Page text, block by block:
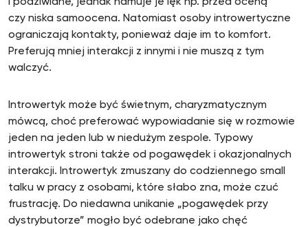
czy niska samoocena. Natomiast osoby introwertyczne
ograniczają kontakty, ponieważ daje im to komfort.
Preferują mniej interakcji z innymi i nie muszą z tym
walczyć.
Introwertyk może być świetnym, charyzmatycznym
mówcą, choć preferować wypowiadanie się w rozmowie
jeden na jeden lub w niedużym zespole. Typowy
introwertyk stroni także od pogawędek i okazjonalnych
interakcji. Introwertyk zmuszany do codziennego small
talku w pracy z osobami, które słabo zna, może czuć
frustrację. Do niedawna unikanie „pogawędek przy
dystrybutorze” mogło być odebrane jako chęć